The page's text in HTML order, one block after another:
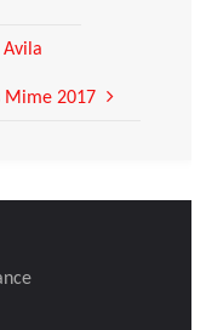
Mime 2017